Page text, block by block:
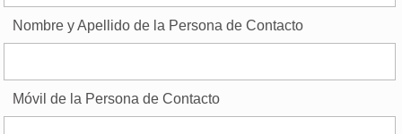
Nombre y Apellido de la Persona de Contacto
Móvil de la Persona de Contacto